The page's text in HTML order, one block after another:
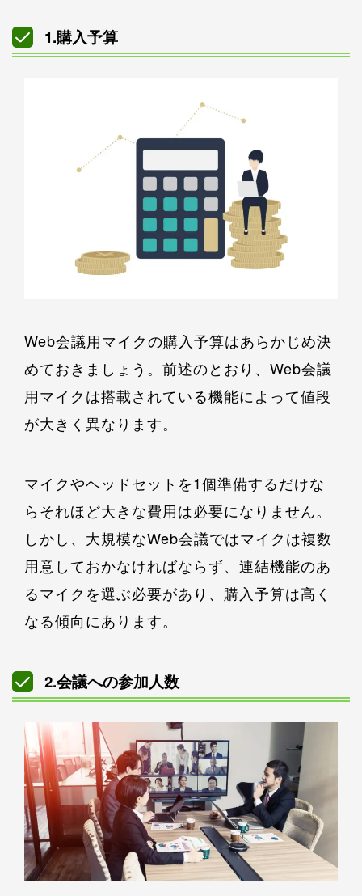
1.購入予算
Web会議用マイクの購入予算はあらかじめ決
めておきましょう。前述のとおり、Web会議
用マイクは搭載されている機能によって値段
が大きく異なります。
マイクやヘッドセットを1個準備するだけな
らそれほど大きな費用は必要になりません。
しかし、大規模なWeb会議ではマイクは複数
用意しておかなければならず、連結機能のあ
るマイクを選ぶ必要があり、購入予算は高く
なる傾向にあります。
2.会議への参加人数